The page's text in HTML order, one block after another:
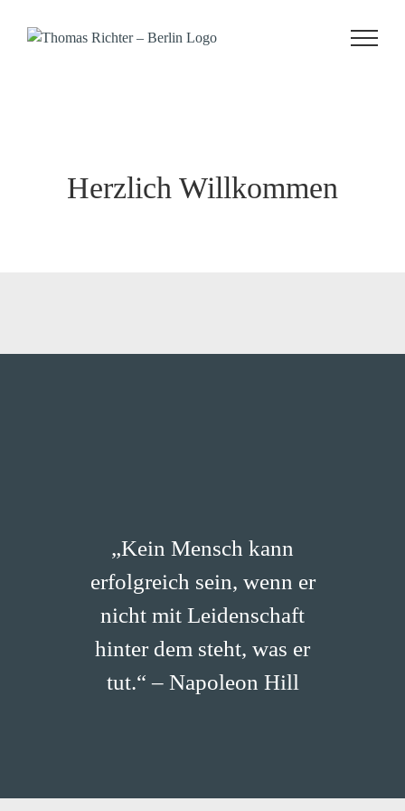
Inhalt
Herzlich Willkommen
„Kein Mensch kann
erfolgreich sein, wenn er
nicht mit Leidenschaft
hinter dem steht, was er
tut.“ – Napoleon Hill